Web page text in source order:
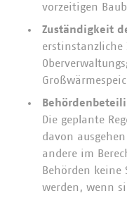
vorzeitigen
Zuständigkeit
erstinstanzliche
Die geplante
davon
andere im
Behörden keine
werden, wenn